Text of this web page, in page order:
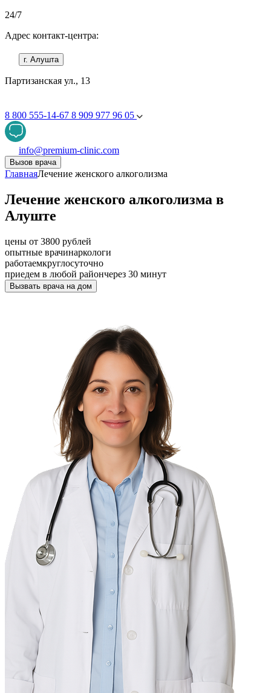
24/7
Адрес контакт-центра:
г. Алушта
Партизанская ул., 13
8 800 555-14-67 8 909 977 96 05
info@premium-clinic.com
Вызов врача
ГлавнаяЛечение женского алкоголизма
Лечение женского алкоголизма в
Алуште
цены от 3800 рублей
опытные врачинаркологи
работаемкруглосуточно
приедем в любой райончерез 30 минут
Вызвать врача на дом